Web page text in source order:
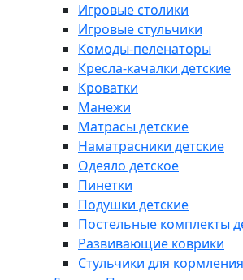
Игровые столики
Игровые стульчики
Комоды-пеленаторы
Кресла-качалки детские
Кроватки
Манежи
Матрасы детские
Наматрасники детские
Одеяло детское
Пинетки
Подушки детские
Постельные комплекты
Развивающие коврики
Стульчики для кормления